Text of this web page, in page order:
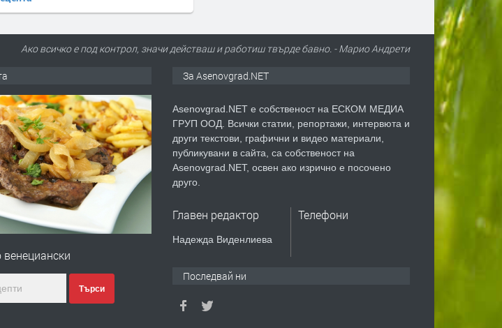
Ако всичко е под контрол, значи действаш и работиш твърде бавно. - Марио Андрети
Търси
За Asenovgrad.NET
Asenovgrad.NET е собственост на ЕСКОМ МЕДИА
ГРУП ООД. Всички статии, репортажи, интервюта и
други текстови, графични и видео материали,
публикувани в сайта, са собственост на
Asenovgrad.NET, освен ако изрично е посочено
друго.
Главен редактор
Надежда Виденлиева
Телефони
Последвай ни